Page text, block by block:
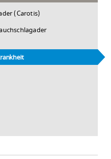
(Carotis)